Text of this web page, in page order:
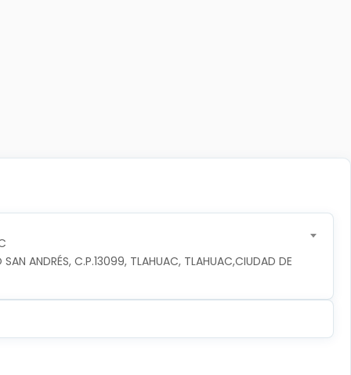
ANDRÉS, C.P.13099, TLAHUAC, TLAHUAC,CIUDAD DE